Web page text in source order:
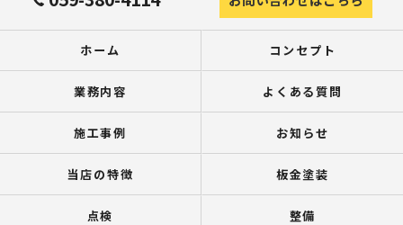
ホーム コンセプト
業務内容 よくある質問
施工事例 お知らせ
当店の特徴 板金塗装
点検 整備